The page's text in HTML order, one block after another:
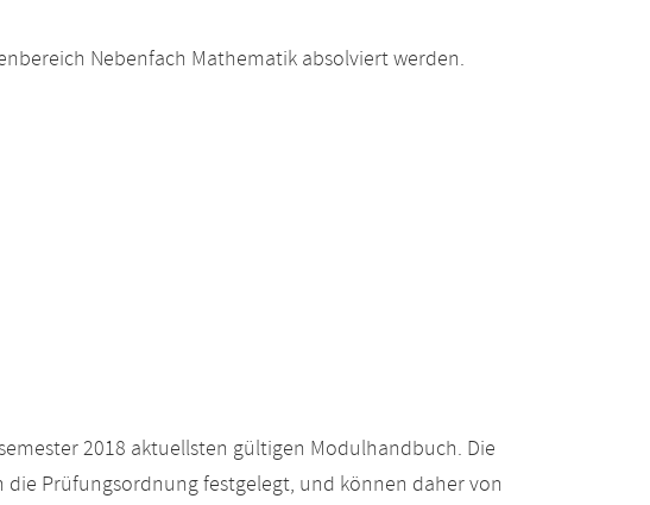
Nebenfach Mathematik absolviert werden.
2018 aktuellsten gültigen Modulhandbuch. Die
Prüfungsordnung festgelegt, und können daher von